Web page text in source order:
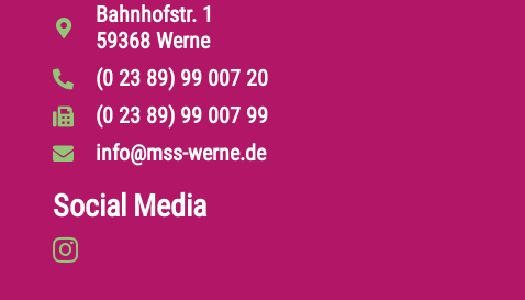
Bahnhofstr. 1
59368 Werne
(0 23 89) 99 007 20
(0 23 89) 99 007 99
info@mss-werne.de
Social Media